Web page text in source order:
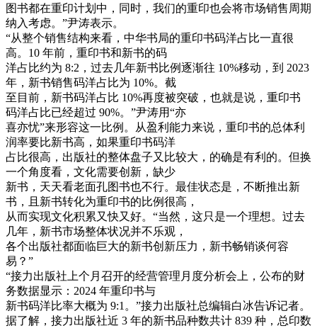
图书都在重印计划中，同时，我们的重印也会将市场销售周期
纳入考虑。”尹涛表示。
“从整个销售结构来看，中华书局的重印书码洋占比一直很
高。10 年前，重印书和新书的码
洋占比约为 8:2，过去几年新书比例逐渐往 10%移动，到 2023
年，新书销售码洋占比为 10%。截
至目前，新书码洋占比 10%再度被突破，也就是说，重印书
码洋占比已经超过 90%。”尹涛用“亦
喜亦忧”来形容这一比例。从盈利能力来说，重印书的总体利
润率要比新书高，如果重印书码洋
占比很高，出版社的整体盘子又比较大，的确是有利的。但换
一个角度看，文化需要创新，缺少
新书，天天看老面孔图书也不行。最佳状态是，不断推出新
书，且新书转化为重印书的比例很高，
从而实现文化积累又快又好。“当然，这只是一个理想。过去
几年，新书市场整体状况并不乐观，
各个出版社都面临巨大的新书创新压力，新书畅销谈何容
易？”
“接力出版社上个月召开的经营管理月度分析会上，公布的财
务数据显示：2024 年重印书与
新书码洋比率大概为 9:1。”接力出版社总编辑白冰告诉记者。
据了解，接力出版社近 3 年的新书品种数共计 839 种，总印数